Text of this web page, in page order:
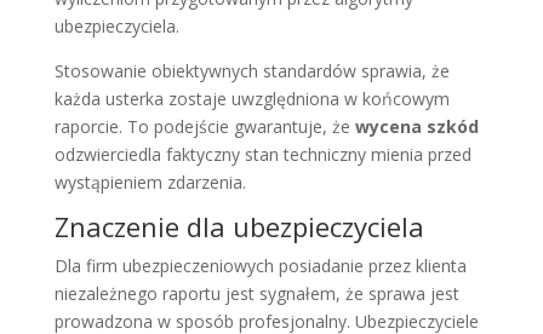
ubezpieczyciela.
Stosowanie obiektywnych standardów sprawia, że
każda usterka zostaje uwzględniona w końcowym
raporcie. To podejście gwarantuje, że wycena szkód
odzwierciedla faktyczny stan techniczny mienia przed
wystąpieniem zdarzenia.
Znaczenie dla ubezpieczyciela
Dla firm ubezpieczeniowych posiadanie przez klienta
niezależnego raportu jest sygnałem, że sprawa jest
prowadzona w sposób profesjonalny. Ubezpieczyciele